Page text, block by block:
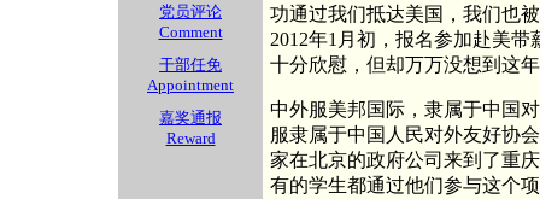
党员评论
Comment
干部任免
Appointment
嘉奖通报
Reward
功通过我们抵达美国，我们也
2012年1月初，报名参加赴美
十分欣慰，但却万万没想到这
中外服美邦国际，隶属于中国
服隶属于中国人民对外友好协
家在北京的政府公司来到了重
有的学生都通过他们参与这个